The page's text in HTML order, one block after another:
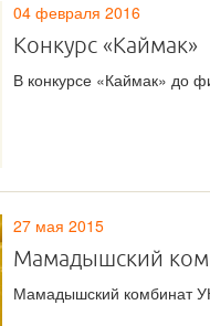
04 февраля 2016
Конкурс «Каймак»
В конкурсе «Каймак» до
27 мая 2015
Мамадышский
Мамадышский комбинат